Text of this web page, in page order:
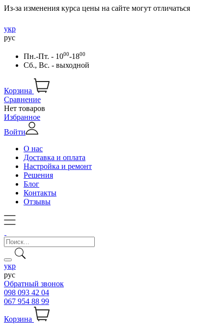
Из-за изменения курса цены на сайте могут отличаться
укр
рус
Пн.-Пт. - 1000-1800
Сб., Вс. - выходной
Корзина
Сравнение
Нет товаров
Избранное
Войти
О нас
Доставка и оплата
Настройка и ремонт
Решения
Блог
Контакты
Отзывы
укр
рус
Обратный звонок
098 093 42 04
067 954 88 99
Корзина